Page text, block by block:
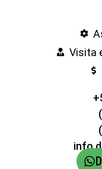
Visita